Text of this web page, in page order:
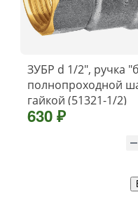
ЗУБР d 1/2″, ручка
полнопроходной
гайкой (51321-1/2)
630 ₽